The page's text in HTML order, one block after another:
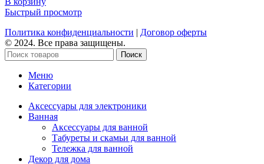
Быстрый просмотр
Политика конфиденциальности | Договор оферты
© 2024. Все права защищены.
Поиск
Меню
Категории
Аксессуары для электроники
Ванная
Аксессуары для ванной
Табуреты и скамьи для ванной
Тележка для ванной
Декор для дома